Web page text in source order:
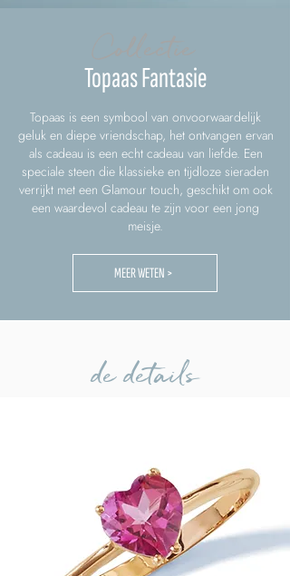
Topaas Fantasie
Topaas is een symbool van onvoorwaardelijk
geluk en diepe vriendschap, het ontvangen ervan
als cadeau is een echt cadeau van liefde. Een
speciale steen die klassieke en tijdloze sieraden
verrijkt met een Glamour touch, geschikt om ook
een waardevol cadeau te zijn voor een jong
meisje.
MEER WETEN >
de details